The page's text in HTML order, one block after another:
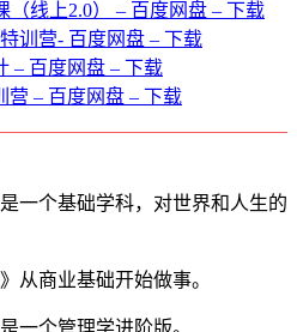
线上2.0） – 百度网盘 – 下载
训营- 百度网盘 – 下载
– 百度网盘 – 下载
营 – 百度网盘 – 下载
一个基础学科，对世界和人生的
从商业基础开始做事。